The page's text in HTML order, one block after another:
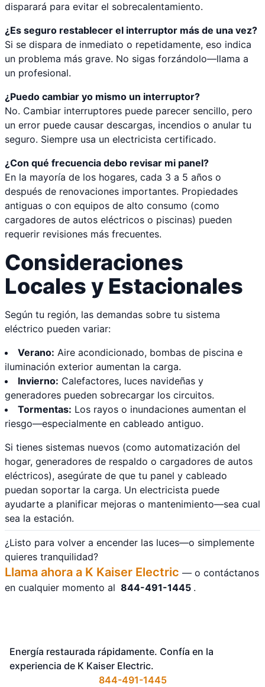
disparará para evitar el sobrecalentamiento.
¿Es seguro restablecer el interruptor más de una vez?
Si se dispara de inmediato o repetidamente, eso indica
un problema más grave. No sigas forzándolo—llama a
un profesional.
¿Puedo cambiar yo mismo un interruptor?
No. Cambiar interruptores puede parecer sencillo, pero
un error puede causar descargas, incendios o anular tu
seguro. Siempre usa un electricista certificado.
¿Con qué frecuencia debo revisar mi panel?
En la mayoría de los hogares, cada 3 a 5 años o
después de renovaciones importantes. Propiedades
antiguas o con equipos de alto consumo (como
cargadores de autos eléctricos o piscinas) pueden
requerir revisiones más frecuentes.
Consideraciones
Locales y Estacionales
Según tu región, las demandas sobre tu sistema
eléctrico pueden variar:
Verano: Aire acondicionado, bombas de piscina e
iluminación exterior aumentan la carga.
Invierno: Calefactores, luces navideñas y
generadores pueden sobrecargar los circuitos.
Tormentas: Los rayos o inundaciones aumentan el
riesgo—especialmente en cableado antiguo.
Si tienes sistemas nuevos (como automatización del
hogar, generadores de respaldo o cargadores de autos
eléctricos), asegúrate de que tu panel y cableado
puedan soportar la carga. Un electricista puede
ayudarte a planificar mejoras o mantenimiento—sea cual
sea la estación.
¿Listo para volver a encender las luces—o simplemente
quieres tranquilidad?
Llama ahora a K Kaiser Electric — o contáctanos
en cualquier momento al 844-491-1445 .
Energía restaurada rápidamente. Confía en la
experiencia de K Kaiser Electric.
844-491-1445